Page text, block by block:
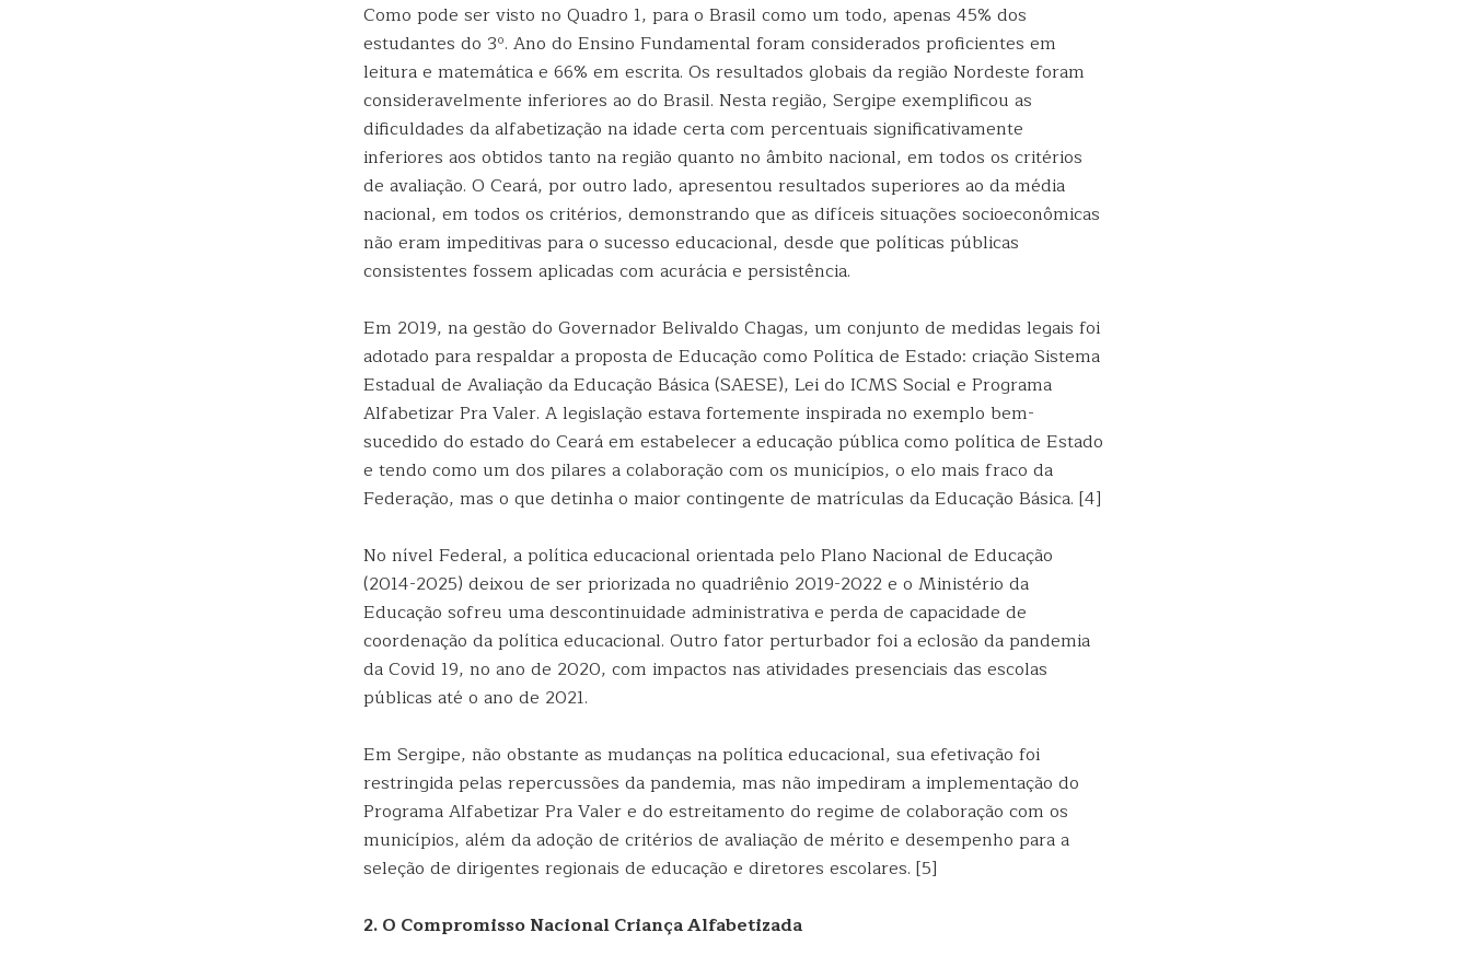
Como pode ser visto no Quadro 1, para o Brasil como um todo, apenas 45% dos
estudantes do 3º. Ano do Ensino Fundamental foram considerados proficientes em
leitura e matemática e 66% em escrita. Os resultados globais da região Nordeste foram
consideravelmente inferiores ao do Brasil. Nesta região, Sergipe exemplificou as
dificuldades da alfabetização na idade certa com percentuais significativamente
inferiores aos obtidos tanto na região quanto no âmbito nacional, em todos os critérios
de avaliação. O Ceará, por outro lado, apresentou resultados superiores ao da média
nacional, em todos os critérios, demonstrando que as difíceis situações socioeconômicas
não eram impeditivas para o sucesso educacional, desde que políticas públicas
consistentes fossem aplicadas com acurácia e persistência.
Em 2019, na gestão do Governador Belivaldo Chagas, um conjunto de medidas legais foi
adotado para respaldar a proposta de Educação como Política de Estado: criação Sistema
Estadual de Avaliação da Educação Básica (SAESE), Lei do ICMS Social e Programa
Alfabetizar Pra Valer. A legislação estava fortemente inspirada no exemplo bem-
sucedido do estado do Ceará em estabelecer a educação pública como política de Estado
e tendo como um dos pilares a colaboração com os municípios, o elo mais fraco da
Federação, mas o que detinha o maior contingente de matrículas da Educação Básica. [4]
No nível Federal, a política educacional orientada pelo Plano Nacional de Educação
(2014-2025) deixou de ser priorizada no quadriênio 2019-2022 e o Ministério da
Educação sofreu uma descontinuidade administrativa e perda de capacidade de
coordenação da política educacional. Outro fator perturbador foi a eclosão da pandemia
da Covid 19, no ano de 2020, com impactos nas atividades presenciais das escolas
públicas até o ano de 2021.
Em Sergipe, não obstante as mudanças na política educacional, sua efetivação foi
restringida pelas repercussões da pandemia, mas não impediram a implementação do
Programa Alfabetizar Pra Valer e do estreitamento do regime de colaboração com os
municípios, além da adoção de critérios de avaliação de mérito e desempenho para a
seleção de dirigentes regionais de educação e diretores escolares. [5]
2. O Compromisso Nacional Criança Alfabetizada